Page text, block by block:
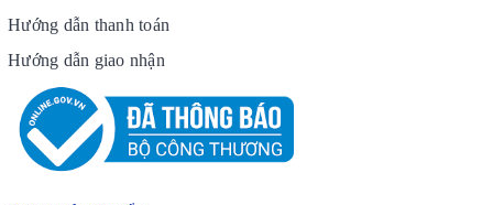
Hướng dẫn thanh toán
Hướng dẫn giao nhận